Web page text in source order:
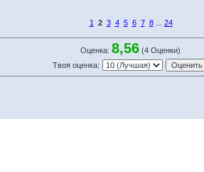
1 2 3 4 5 6 7 8... 24
Оценка: 8,56(4 Оценки)
Твоя оценка: